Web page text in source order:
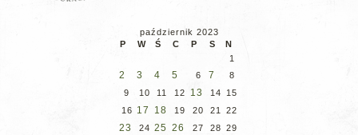
październik 2023
P
W Ś C P S
N
1
2 3 4 5 6 7
8
9
10 11 12 13 14
15
16 17 18 19 20 21 22
23 24 25 26 27 28 29